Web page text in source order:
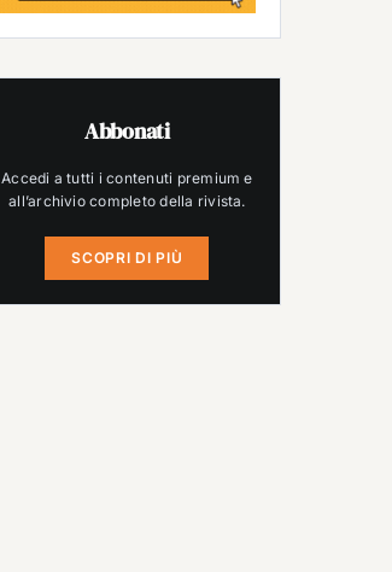
Abbonati
Accedi a tutti i contenuti premium e
all’archivio completo della rivista.
SCOPRI DI PIÙ